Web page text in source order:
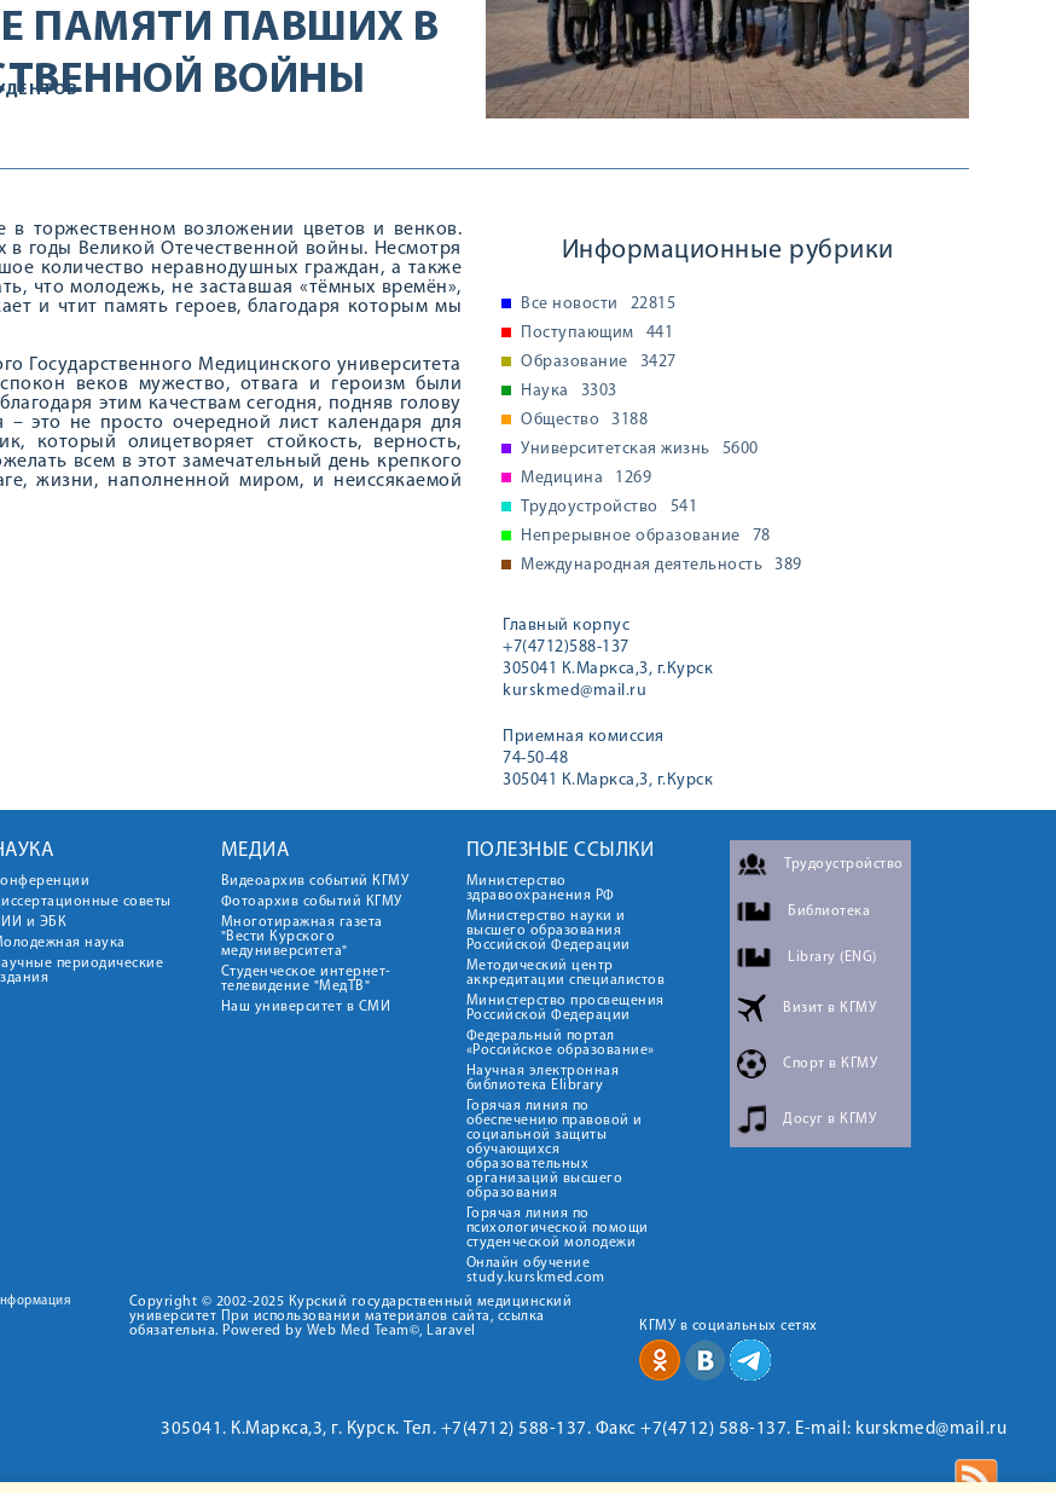
ПАМЯТИ ПАВШИХ В
ВОЙНЫ
в торжественном возложении цветов и венков.
годы Великой Отечественной войны. Несмотря
количество неравнодушных граждан, а также
что молодежь, не заставшая «тёмных времён»,
и чтит память героев, благодаря которым мы
Государственного Медицинского университета
веков мужество, отвага и героизм были
этим качествам сегодня, подняв голову
это не просто очередной лист календаря для
который олицетворяет стойкость, верность,
всем в этот замечательный день крепкого
жизни, наполненной миром, и неиссякаемой
Информационные рубрики
Все новости
22815
Поступающим
441
Образование
3427
Наука
3303
Общество
3188
Университетская жизнь
5600
Медицина
1269
Трудоустройство
541
Непрерывное образование
78
Международная деятельность
389
Главный корпус
+7(4712)588-137
305041 К.Маркса,3, г.Курск
kurskmed@mail.ru
Приемная комиссия
74-50-48
305041 К.Маркса,3, г.Курск
советы
и ЭБК
наука
периодические
МЕДИА
Видеоархив событий КГМУ
Фотоархив событий КГМУ
Многотиражная газета
"Вести Курского
медуниверситета"
Студенческое интернет-
телевидение "МедТВ"
Наш университет в СМИ
ПОЛЕЗНЫЕ ССЫЛКИ
Министерство
здравоохранения РФ
Министерство науки и
высшего образования
Российской Федерации
Методический центр
аккредитации специалистов
Министерство просвещения
Российской Федерации
Федеральный портал
«Российское образование»
Научная электронная
библиотека Elibrary
Горячая линия по
обеспечению правовой и
социальной защиты
обучающихся
образовательных
организаций высшего
образования
Горячая линия по
психологической помощи
студенческой молодежи
Онлайн обучение
study.kurskmed.com
Трудоустройство
Библиотека
Library (ENG)
Визит в КГМУ
Спорт в КГМУ
Досуг в КГМУ
Copyright © 2002-2025 Курский государственный медицинский
университет При использовании материалов сайта, ссылка
обязательна. Powered by Web Med Team©, Laravel
КГМУ в социальных сетях
305041. К.Маркса,3, г. Курск. Тел. +7(4712) 588-137. Факс +7(4712) 588-137. E-mail: kurskmed@mail.ru